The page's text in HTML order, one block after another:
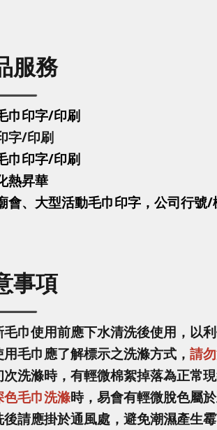
服務
巾印字/印刷
字/印刷
巾印字/印刷
熱昇華
會、大型活動毛巾印字，公司行號
事項
毛巾使用前應下水清洗後使用，以利
用毛巾應了解標示之洗滌方式， 請
次洗滌時，有輕微棉絮掉落為正常現
色毛巾洗滌時，易會有輕微脫色屬於
後請應掛於通風處，避免潮濕產生霉